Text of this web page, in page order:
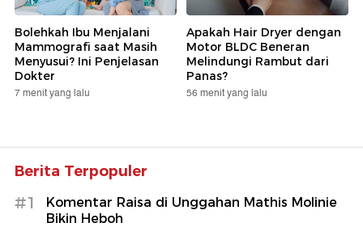
Bolehkah Ibu Menjalani
Mammografi saat Masih
Menyusui? Ini Penjelasan
Dokter
7 menit yang lalu
Apakah Hair Dryer dengan
Motor BLDC Beneran
Melindungi Rambut dari
Panas?
56 menit yang lalu
Berita Terpopuler
#1
Komentar Raisa di Unggahan Mathis Molinie
Bikin Heboh